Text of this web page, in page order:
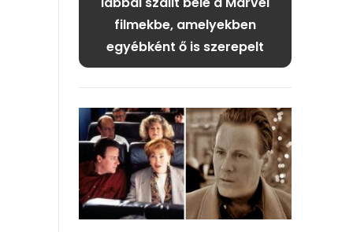
filmekbe, amelyekben
egyébként ő is szerepelt